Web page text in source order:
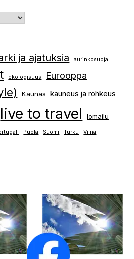
ja ajatuksia aurinkosuoja
ekologisuus Eurooppa
Kaunas kauneus ja rohkeus
live to travel lomailu
Puola Suomi Turku
Vilna